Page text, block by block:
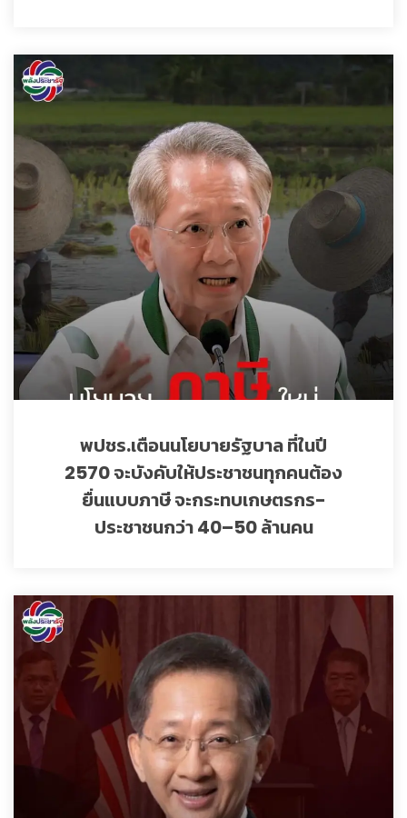
พปชร.เตือนนโยบายรัฐบาล ที่ในปี
2570 จะบังคับให้ประชาชนทุกคนต้อง
ยื่นแบบภาษี จะกระทบเกษตรกร-
ประชาชนกว่า 40–50 ล้านคน